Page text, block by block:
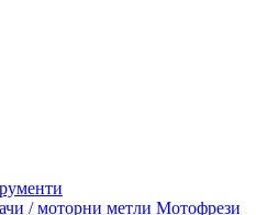
/ моторни метли Мотофрези